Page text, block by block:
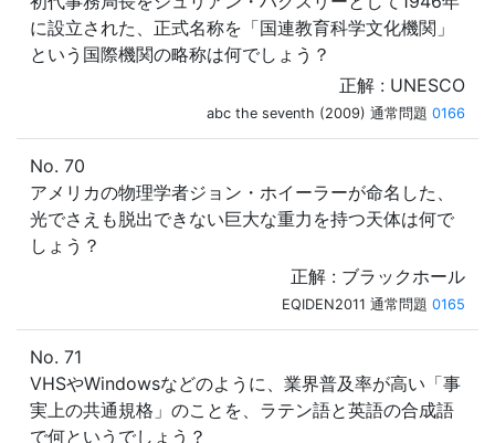
に設立された、正式名称を「国連教育科学文化機関」
という国際機関の略称は何でしょう？
正解 : UNESCO
abc the seventh (2009) 通常問題 0166
No. 70
アメリカの物理学者ジョン・ホイーラーが命名した、
光でさえも脱出できない巨大な重力を持つ天体は何で
しょう？
正解 : ブラックホール
EQIDEN2011 通常問題 0165
No. 71
VHSやWindowsなどのように、業界普及率が高い「事
実上の共通規格」のことを、ラテン語と英語の合成語
で何というでしょう？